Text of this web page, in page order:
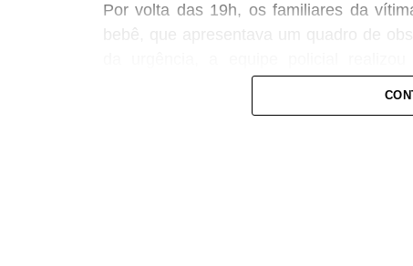
Por volta das 19h, os familiares da
bebê, que apresentava um quadro de
conseguindo restabelecer a respiração da